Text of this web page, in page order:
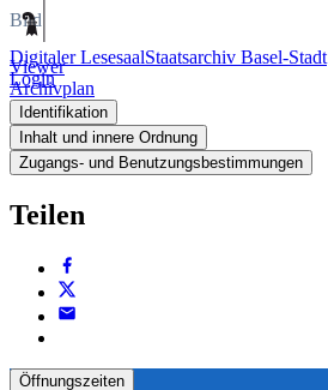
Digitaler LesesaalStaatsarchiv Basel-Stadt
Login
Bild
Viewer
Archivplan
Identifikation
Inhalt und innere Ordnung
Zugangs- und Benutzungsbestimmungen
Teilen
Öffnungszeiten